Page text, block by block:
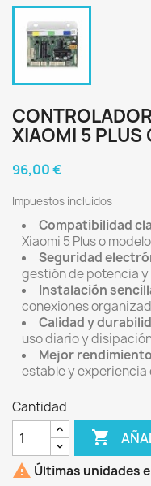
XIAOMI 5 PLUS
96,00 €
Impuestos incluidos
Compatibilidad
Xiaomi 5 Plus o
Seguridad
gestión de potencia
Instalación
conexiones
Calidad y
uso diario y
Mejor rendimiento
estable y
Cantidad

 Últimas unidades